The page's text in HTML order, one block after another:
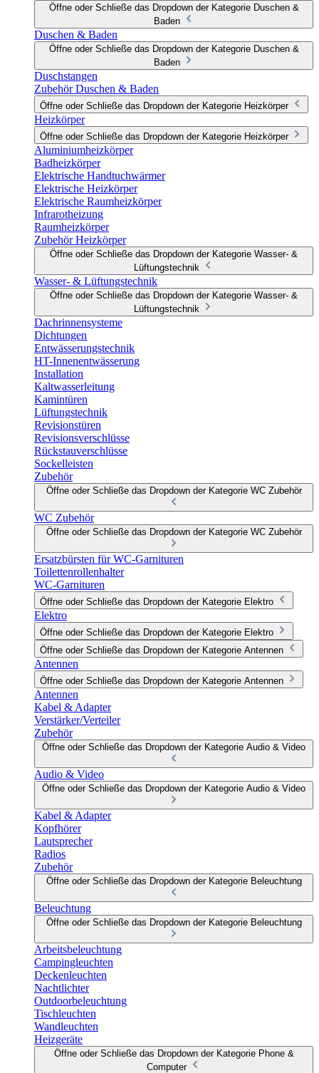
Öffne oder Schließe das Dropdown der Kategorie Duschen &
Baden
Duschen & Baden
Öffne oder Schließe das Dropdown der Kategorie Duschen &
Baden
Duschstangen
Zubehör Duschen & Baden
Öffne oder Schließe das Dropdown der Kategorie Heizkörper
Heizkörper
Öffne oder Schließe das Dropdown der Kategorie Heizkörper
Aluminiumheizkörper
Badheizkörper
Elektrische Handtuchwärmer
Elektrische Heizkörper
Elektrische Raumheizkörper
Infrarotheizung
Raumheizkörper
Zubehör Heizkörper
Öffne oder Schließe das Dropdown der Kategorie Wasser- &
Lüftungstechnik
Wasser- & Lüftungstechnik
Öffne oder Schließe das Dropdown der Kategorie Wasser- &
Lüftungstechnik
Dachrinnensysteme
Dichtungen
Entwässerungstechnik
HT-Innenentwässerung
Installation
Kaltwasserleitung
Kamintüren
Lüftungstechnik
Revisionstüren
Revisionsverschlüsse
Rückstauverschlüsse
Sockelleisten
Zubehör
Öffne oder Schließe das Dropdown der Kategorie WC Zubehör
WC Zubehör
Öffne oder Schließe das Dropdown der Kategorie WC Zubehör
Ersatzbürsten für WC-Garnituren
Toilettenrollenhalter
WC-Garnituren
Öffne oder Schließe das Dropdown der Kategorie Elektro
Elektro
Öffne oder Schließe das Dropdown der Kategorie Elektro
Öffne oder Schließe das Dropdown der Kategorie Antennen
Antennen
Öffne oder Schließe das Dropdown der Kategorie Antennen
Antennen
Kabel & Adapter
Verstärker/Verteiler
Zubehör
Öffne oder Schließe das Dropdown der Kategorie Audio & Video
Audio & Video
Öffne oder Schließe das Dropdown der Kategorie Audio & Video
Kabel & Adapter
Kopfhörer
Lautsprecher
Radios
Zubehör
Öffne oder Schließe das Dropdown der Kategorie Beleuchtung
Beleuchtung
Öffne oder Schließe das Dropdown der Kategorie Beleuchtung
Arbeitsbeleuchtung
Campingleuchten
Deckenleuchten
Nachtlichter
Outdoorbeleuchtung
Tischleuchten
Wandleuchten
Heizgeräte
Öffne oder Schließe das Dropdown der Kategorie Phone &
Computer